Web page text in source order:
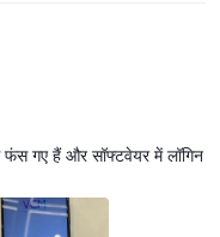
गए हैं और सॉफ्टवेयर में लॉगिन